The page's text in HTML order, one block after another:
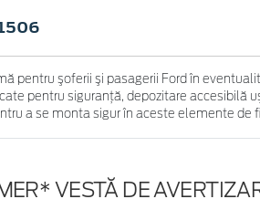
pentru şoferii şi pasagerii Ford în
pentru siguranţă, depozitare accesibilă
a se monta sigur în aceste elemente de
VESTĂ DE